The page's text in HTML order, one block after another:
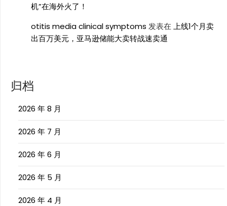
机”在海外火了！
otitis media clinical symptoms 发表在 上线1个月卖
出百万美元，亚马逊储能大卖转战速卖通
归档
2026 年 8 月
2026 年 7 月
2026 年 6 月
2026 年 5 月
2026 年 4 月